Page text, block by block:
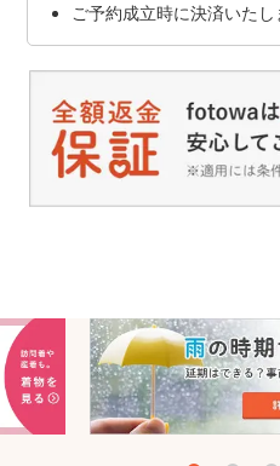
ご予約成立時に決済いたし